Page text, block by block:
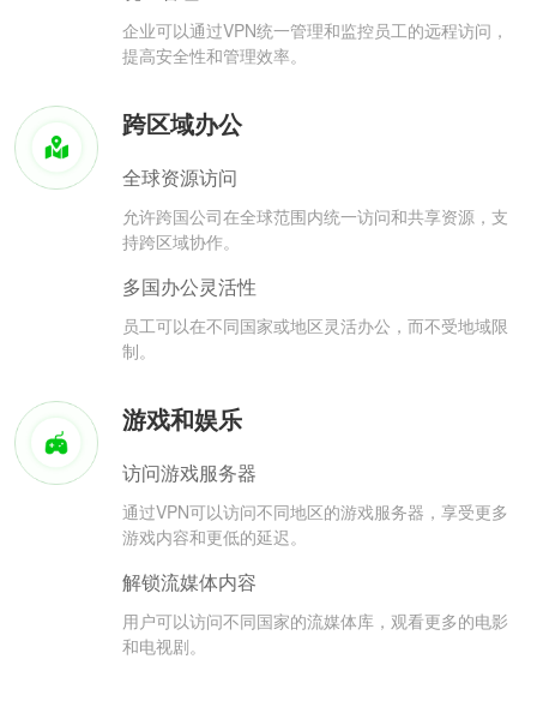
企业可以通过VPN统一管理和监控员工的远程访问，
提高安全性和管理效率。
跨区域办公
全球资源访问
允许跨国公司在全球范围内统一访问和共享资源，支
持跨区域协作。
多国办公灵活性
员工可以在不同国家或地区灵活办公，而不受地域限
制。
游戏和娱乐
访问游戏服务器
通过VPN可以访问不同地区的游戏服务器，享受更多
游戏内容和更低的延迟。
解锁流媒体内容
用户可以访问不同国家的流媒体库，观看更多的电影
和电视剧。